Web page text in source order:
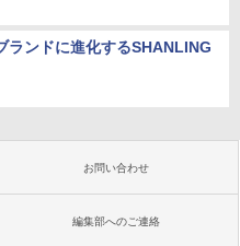
ランドに進化するSHANLING
お問い合わせ
編集部へのご連絡